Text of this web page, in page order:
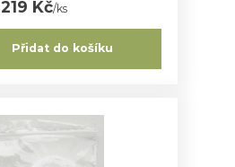
219 Kč/ks
Přidat do košíku